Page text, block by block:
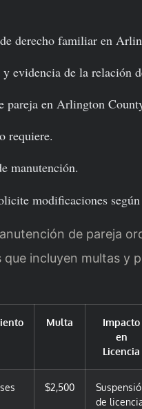
derecho familiar en
evidencia de la relación
pareja en Arlington
requiere.
manutención.
modificaciones según
de pareja
incluyen multas y
Multa
Impacto
en
Licencia
$2,500
de